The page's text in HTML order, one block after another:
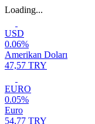
Loading...
USD
0.06%
Amerikan Doları
47,57 TRY
EURO
0.05%
Euro
54,77 TRY